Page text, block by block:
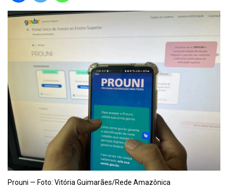
Prouni — Foto: Vitória Guimarães/Rede Amazônica